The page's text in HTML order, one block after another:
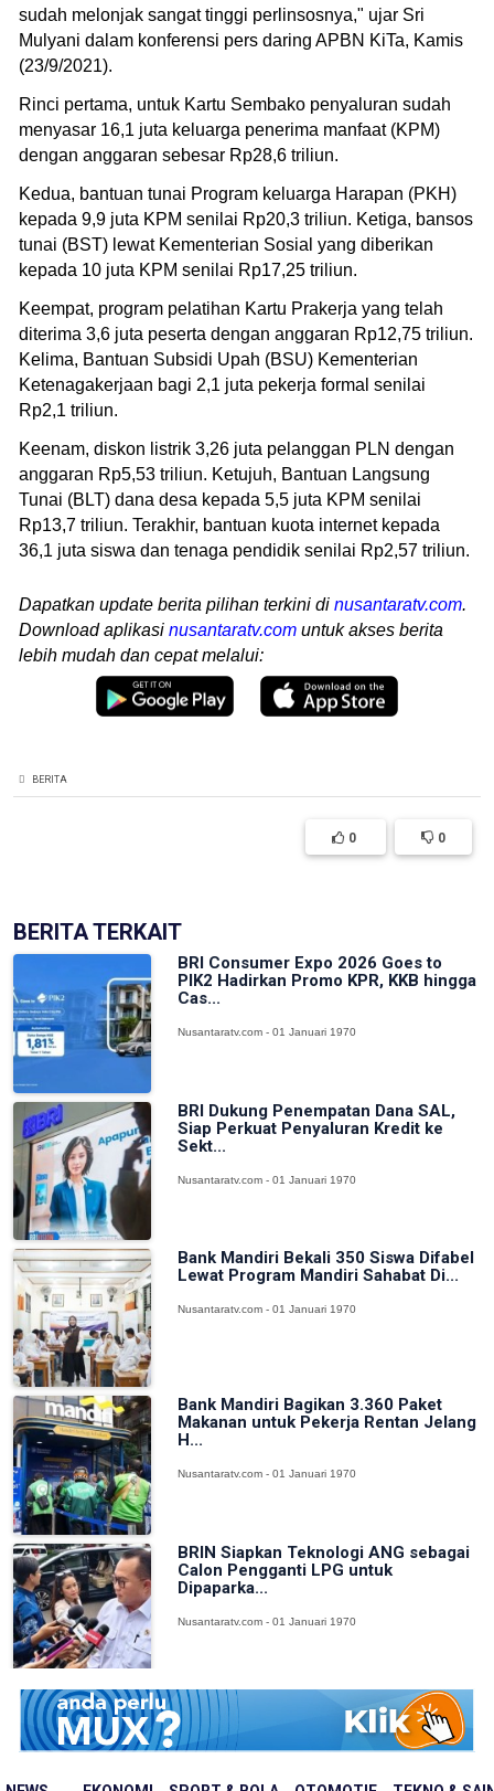
sudah melonjak sangat tinggi perlinsosnya," ujar Sri
Mulyani dalam konferensi pers daring APBN KiTa, Kamis
(23/9/2021).
Rinci pertama, untuk Kartu Sembako penyaluran sudah
menyasar 16,1 juta keluarga penerima manfaat (KPM)
dengan anggaran sebesar Rp28,6 triliun.
Kedua, bantuan tunai Program keluarga Harapan (PKH)
kepada 9,9 juta KPM senilai Rp20,3 triliun. Ketiga, bansos
tunai (BST) lewat Kementerian Sosial yang diberikan
kepada 10 juta KPM senilai Rp17,25 triliun.
Keempat, program pelatihan Kartu Prakerja yang telah
diterima 3,6 juta peserta dengan anggaran Rp12,75 triliun.
Kelima, Bantuan Subsidi Upah (BSU) Kementerian
Ketenagakerjaan bagi 2,1 juta pekerja formal senilai
Rp2,1 triliun.
Keenam, diskon listrik 3,26 juta pelanggan PLN dengan
anggaran Rp5,53 triliun. Ketujuh, Bantuan Langsung
Tunai (BLT) dana desa kepada 5,5 juta KPM senilai
Rp13,7 triliun. Terakhir, bantuan kuota internet kepada
36,1 juta siswa dan tenaga pendidik senilai Rp2,57 triliun.
Dapatkan update berita pilihan terkini di nusantaratv.com.
Download aplikasi nusantaratv.com untuk akses berita
lebih mudah dan cepat melalui:
BERITA
0 0
BERITA TERKAIT
BRI Consumer Expo 2026 Goes to
PIK2 Hadirkan Promo KPR, KKB hingga
Cas...
Nusantaratv.com - 01 Januari 1970
BRI Dukung Penempatan Dana SAL,
Siap Perkuat Penyaluran Kredit ke
Sekt...
Nusantaratv.com - 01 Januari 1970
Bank Mandiri Bekali 350 Siswa Difabel
Lewat Program Mandiri Sahabat Di...
Nusantaratv.com - 01 Januari 1970
Bank Mandiri Bagikan 3.360 Paket
Makanan untuk Pekerja Rentan Jelang
H...
Nusantaratv.com - 01 Januari 1970
BRIN Siapkan Teknologi ANG sebagai
Calon Pengganti LPG untuk
Dipaparka...
Nusantaratv.com - 01 Januari 1970